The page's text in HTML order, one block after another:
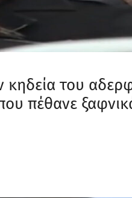
κηδεία του
πέθανε